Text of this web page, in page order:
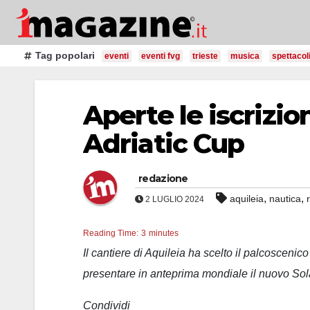
Salta
contenutoTag popolari eventi eventi fvg trieste musica spettacoli
Aperte le
Adriatic Cup
redazione
2 LUGLIO 2024 aquileia, nautica,
Reading Time: 3 minutes
Il cantiere di Aquileia ha scelto il
presentare in anteprima mondiale il nuovo
Condividi